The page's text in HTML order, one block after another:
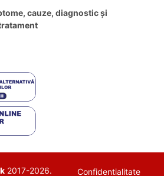
cauze, diagnostic și
2017-2026. Confidentialitate